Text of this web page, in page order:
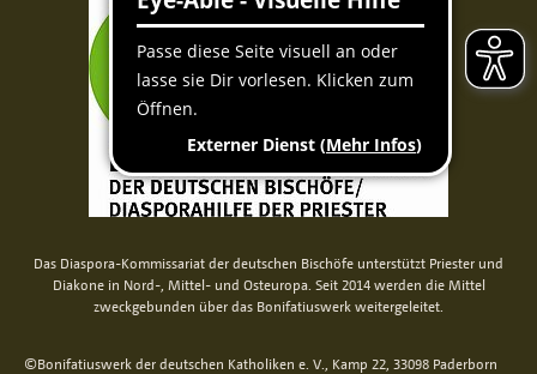
Das Diaspora-Kommissariat der deutschen Bischöfe unterstützt Priester und
Diakone in Nord-, Mittel- und Osteuropa. Seit 2014 werden die Mittel
zweckgebunden über das Bonifatiuswerk weitergeleitet.
©Bonifatiuswerk der deutschen Katholiken e. V., Kamp 22, 33098 Paderborn